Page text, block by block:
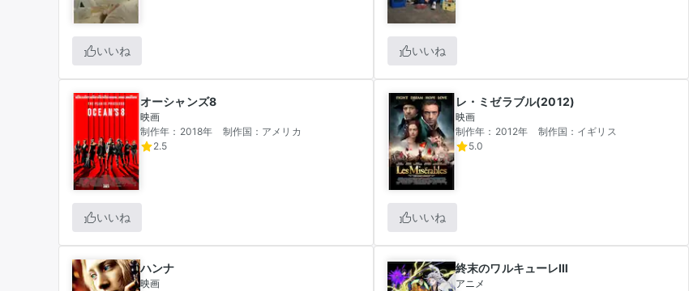
いいね いいね
オーシャンズ8
映画
制作年：2018年
制作国：アメリカ
2.5
いいね
レ・ミゼラブル(2012)
映画
制作年：2012年
制作国：イギリス
5.0
いいね
ハンナ
映画
終末のワルキューレⅢ
アニメ